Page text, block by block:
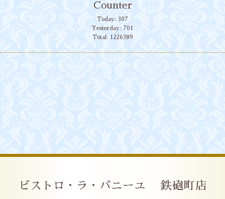
Counter
Today: 307
Yesterday: 701
Total: 1226389
ビストロ・ラ・バニーユ 鉄砲町店